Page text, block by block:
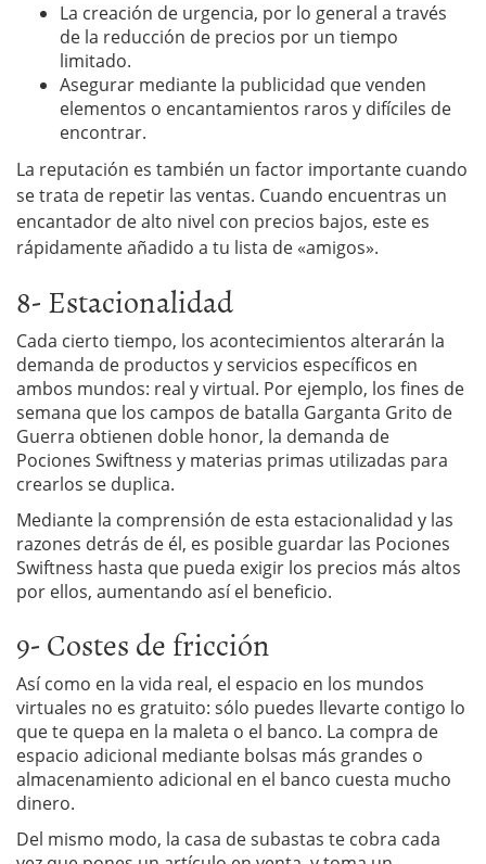
La creación de urgencia, por lo general a través
de la reducción de precios por un tiempo
limitado.
Asegurar mediante la publicidad que venden
elementos o encantamientos raros y difíciles de
encontrar.
La reputación es también un factor importante cuando
se trata de repetir las ventas. Cuando encuentras un
encantador de alto nivel con precios bajos, este es
rápidamente añadido a tu lista de «amigos».
8- Estacionalidad
Cada cierto tiempo, los acontecimientos alterarán la
demanda de productos y servicios específicos en
ambos mundos: real y virtual. Por ejemplo, los fines de
semana que los campos de batalla Garganta Grito de
Guerra obtienen doble honor, la demanda de
Pociones Swiftness y materias primas utilizadas para
crearlos se duplica.
Mediante la comprensión de esta estacionalidad y las
razones detrás de él, es posible guardar las Pociones
Swiftness hasta que pueda exigir los precios más altos
por ellos, aumentando así el beneficio.
9- Costes de fricción
Así como en la vida real, el espacio en los mundos
virtuales no es gratuito: sólo puedes llevarte contigo lo
que te quepa en la maleta o el banco. La compra de
espacio adicional mediante bolsas más grandes o
almacenamiento adicional en el banco cuesta mucho
dinero.
Del mismo modo, la casa de subastas te cobra cada